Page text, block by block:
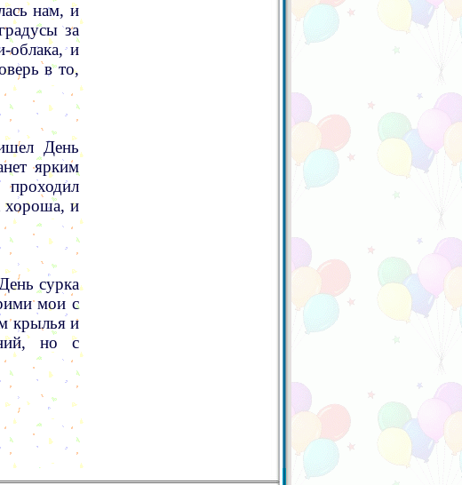
нам, и
за
облака, и
в то,
День
ярким
хороша, и
сурка
мои с
крылья и
но с